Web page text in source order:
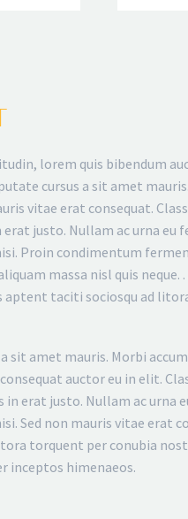
lorem quis bibendum
cursus a sit amet
vitae erat consequat.
justo. Nullam ac urna eu
Proin condimentum
massa nisl quis neque.
aptent taciti sociosqu ad
sit amet mauris. Morbi
auctor eu in elit.
erat justo. Nullam ac urna
Sed non mauris vitae erat
torquent per conubia
inceptos himenaeos.